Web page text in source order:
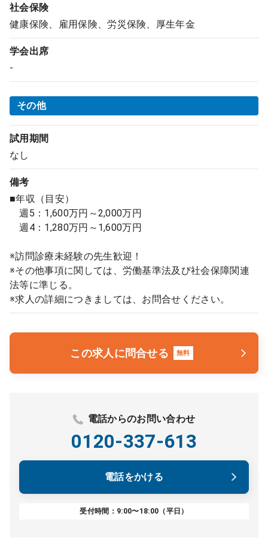
社会保険
健康保険、雇用保険、労災保険、厚生年金
学会出席
-
その他
試用期間
なし
備考
■年収（目安）
週5：1,600万円～2,000万円
週4：1,280万円～1,600万円
※訪問診療未経験の先生歓迎！
※その他事項に関しては、労働基準法及び社会保障関連
法等に準じる。
※求人の詳細につきましては、お問合せください。
この求人に問合せる 無料
電話からのお問い合わせ
0120-337-613
電話をかける
受付時間：9:00〜18:00（平日）